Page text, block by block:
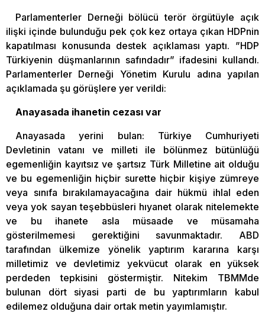
Parlamenterler Derneği bölücü terör örgütüyle açık
ilişki içinde bulunduğu pek çok kez ortaya çıkan HDPnin
kapatılması konusunda destek açıklaması yaptı. ”HDP
Türkiyenin düşmanlarının safındadır” ifadesini kullandı.
Parlamenterler Derneği Yönetim Kurulu adına yapılan
açıklamada şu görüşlere yer verildi:
Anayasada ihanetin cezası var
Anayasada yerini bulan: Türkiye Cumhuriyeti
Devletinin vatanı ve milleti ile bölünmez bütünlüğü
egemenliğin kayıtsız ve şartsız Türk Milletine ait olduğu
ve bu egemenliğin hiçbir surette hiçbir kişiye zümreye
veya sınıfa bırakılamayacağına dair hükmü ihlal eden
veya yok sayan teşebbüsleri hıyanet olarak nitelemekte
ve bu ihanete asla müsaade ve müsamaha
gösterilmemesi gerektiğini savunmaktadır. ABD
tarafından ülkemize yönelik yaptırım kararına karşı
milletimiz ve devletimiz yekvücut olarak en yüksek
perdeden tepkisini göstermiştir. Nitekim TBMMde
bulunan dört siyasi parti de bu yaptırımların kabul
edilemez olduğuna dair ortak metin yayımlamıştır.